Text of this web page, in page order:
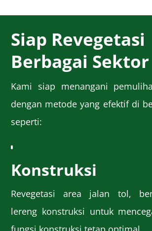
Siap Revegetasi
Berbagai Sektor
Kami siap menangani
dengan metode yang efektif di
seperti:
Konstruksi
Revegetasi area jalan tol,
lereng konstruksi untuk